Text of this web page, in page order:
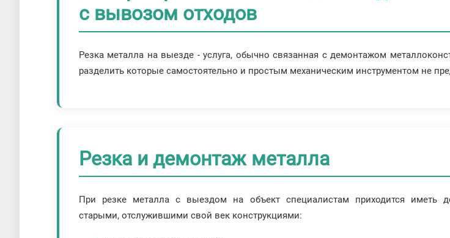
с вывозом отходов
Резка металла на выезде - услуга, обычно связанная с демонтажом
разделить которые самостоятельно и простым механическим инструментом не
Резка и демонтаж металла
При резке металла с выездом на объект специалистам приходится иметь
старыми, отслужившими свой век конструкциями: